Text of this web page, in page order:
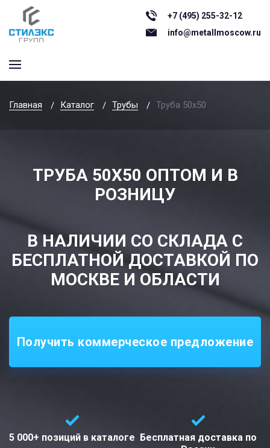
+7 (495) 255-32-12
info@metallmoscow.ru
Главная Каталог Трубы Труба 50x50
ТРУБА 50Х50 ОПТОМ И В
РОЗНИЦУ
В НАЛИЧИИ СО СКЛАДА С
БЕСПЛАТНОЙ ДОСТАВКОЙ ПО
МОСКВЕ И ОБЛАСТИ
Получить коммерческое предложение
5 000+ позиций в каталоге Бесплатная доставка по